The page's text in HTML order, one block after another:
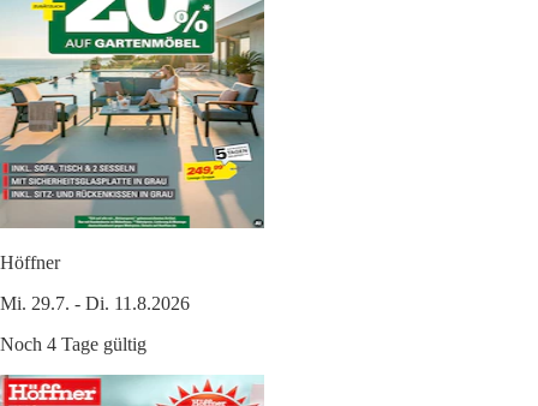
Höffner
Mi. 29.7. - Di. 11.8.2026
Noch 4 Tage gültig